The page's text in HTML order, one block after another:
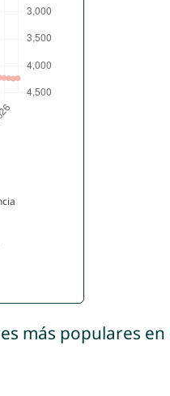
más populares en